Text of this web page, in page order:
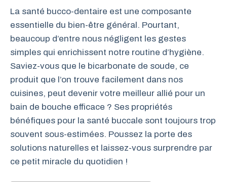
La santé bucco-dentaire est une composante
essentielle du bien-être général. Pourtant,
beaucoup d’entre nous négligent les gestes
simples qui enrichissent notre routine d’hygiène.
Saviez-vous que le bicarbonate de soude, ce
produit que l’on trouve facilement dans nos
cuisines, peut devenir votre meilleur allié pour un
bain de bouche efficace ? Ses propriétés
bénéfiques pour la santé buccale sont toujours trop
souvent sous-estimées. Poussez la porte des
solutions naturelles et laissez-vous surprendre par
ce petit miracle du quotidien !